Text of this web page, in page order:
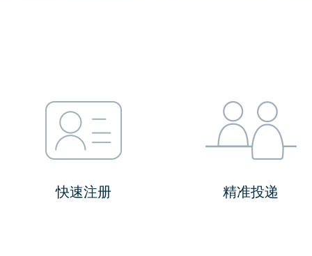
快速注册 精准投递